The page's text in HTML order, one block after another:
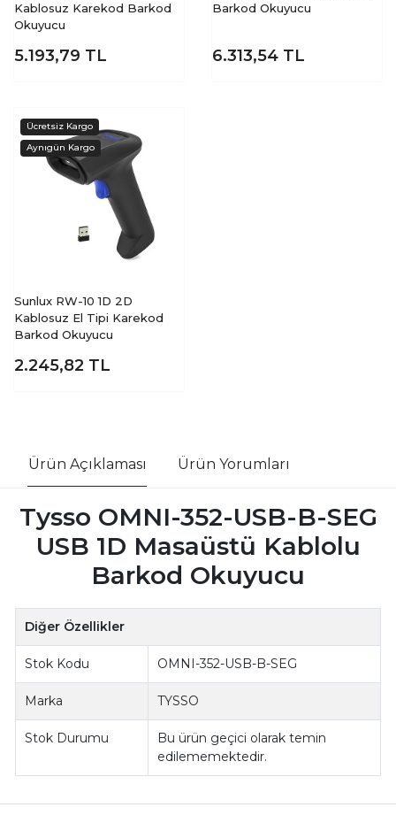
Kablosuz Karekod Barkod
Okuyucu
5.193,79 TL
Barkod Okuyucu
6.313,54 TL
Sunlux RW-10 1D 2D
Kablosuz El Tipi Karekod
Barkod Okuyucu
2.245,82 TL
Ürün Açıklaması Ürün Yorumları
Tysso OMNI-352-USB-B-SEG
USB 1D Masaüstü Kablolu
Barkod Okuyucu
Diğer Özellikler
Stok Kodu OMNI-352-USB-B-SEG
Marka TYSSO
Stok Durumu
Bu ürün geçici olarak temin
edilememektedir.